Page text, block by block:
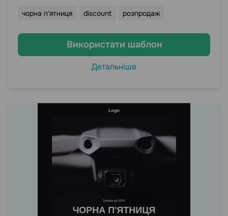
чорна п'ятниця discount розпродаж
Використати шаблон
Детальніше